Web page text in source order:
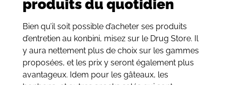
produits du quotidien
Bien qu’il soit possible d’acheter ses produits
d’entretien au konbini, misez sur le Drug Store. Il
y aura nettement plus de choix sur les gammes
proposées, et les prix y seront également plus
avantageux. Idem pour les gâteaux, les